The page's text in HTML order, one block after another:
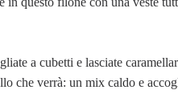
a cubetti e lasciate
che verrà: un mix caldo e